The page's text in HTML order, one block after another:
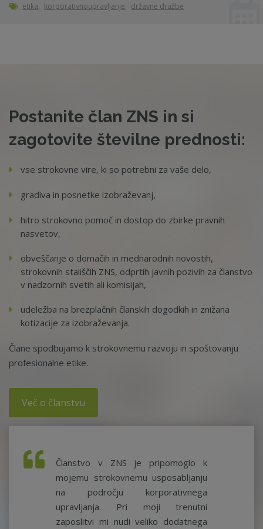
etika, korporativnoupravljanje, državne družbe
Postanite član ZNS in si
zagotovite številne prednosti:
vse strokovne vire, ki so potrebni za vaše delo,
gradiva in posnetke izobraževanj,
hitro strokovno pomoč in dostop do zbirke pravnih
nasvetov,
obveščanje o domačih in mednarodnih novostih,
strokovnih stališčih ZNS, odprtih javnih pozivih za članstvo
v nadzornih svetih ali komisijah,
udeležba na brezplačnih članskih dogodkih in znižana
kotizacije za izobraževanja.
Člane spodbujamo k strokovnemu razvoju in spoštovanju
profesionalne etike.
Več o članstvu
Članstvo v ZNS je pripomoglo k
mojemu strokovnemu usposabljanju
na področju korporativnega
upravljanja. Pri moji trenutni
zaposlitvi mi nudi veliko dodatnega